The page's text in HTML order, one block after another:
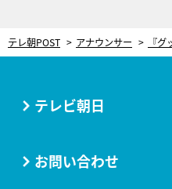
テレ朝POST アナウンサー
テレビ朝日
お問い合わせ